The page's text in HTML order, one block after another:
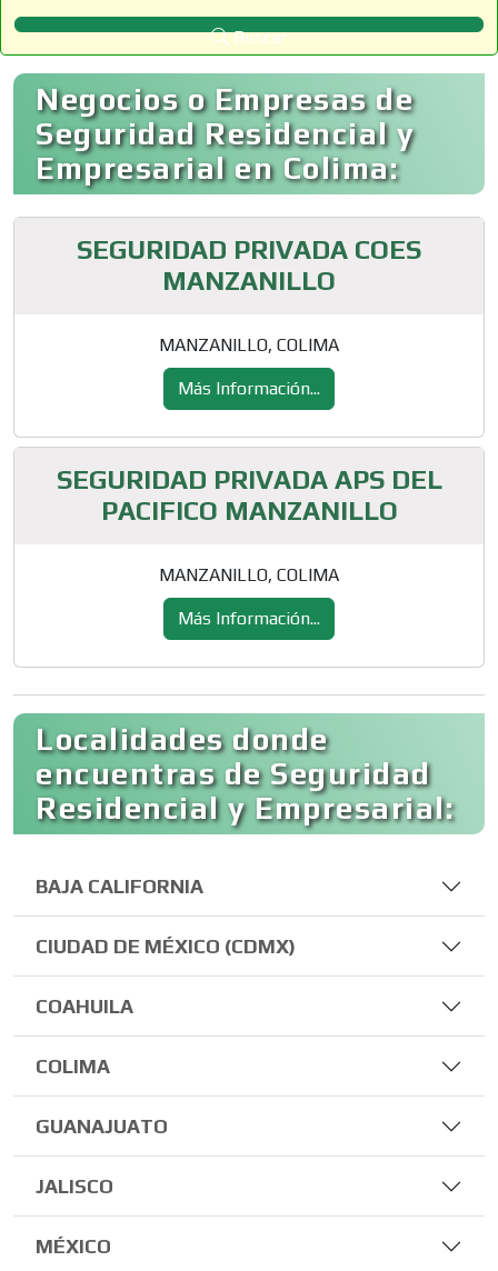
Buscar
Negocios o Empresas de
Seguridad Residencial y
Empresarial en Colima:
SEGURIDAD PRIVADA COES
MANZANILLO
MANZANILLO, COLIMA
Más Información...
SEGURIDAD PRIVADA APS DEL
PACIFICO MANZANILLO
MANZANILLO, COLIMA
Más Información...
Localidades donde
encuentras de Seguridad
Residencial y Empresarial:
BAJA CALIFORNIA
CIUDAD DE MÉXICO (CDMX)
COAHUILA
COLIMA
GUANAJUATO
JALISCO
MÉXICO